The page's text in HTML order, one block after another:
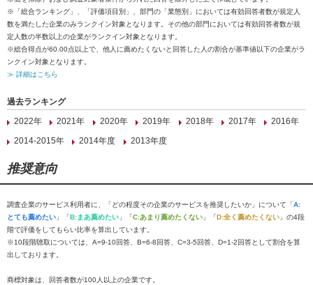
※「総合ランキング」、「評価項目別」、部門の「業態別」においては有効回答者数が規定人
数を満たした企業のみランクイン対象となります。その他の部門においては有効回答者数が規
定人数の半数以上の企業がランクイン対象となります。
※総合得点が60.00点以上で、他人に薦めたくないと回答した人の割合が基準値以下の企業がラ
ンクイン対象となります。
≫ 詳細はこちら
過去ランキング
2022年
2021年 2020年 2019年 2018年 2017年
2016年
2014-2015年
2014年度 2013年度
推奨意向
調査企業のサービス利用者に、「どの程度その企業のサービスを推奨したいか」について「A:
とても薦めたい 」「B:まあ薦めたい 」「C:あまり薦めたくない 」「D:全く薦めたくない 」の4段
階で評価をしてもらい比率を算出しています。
※10段階聴取については、A=9-10回答、B=6-8回答、C=3-5回答、D=1-2回答として割合を算
出しております。
商標対象は、回答者数が100人以上の企業です。